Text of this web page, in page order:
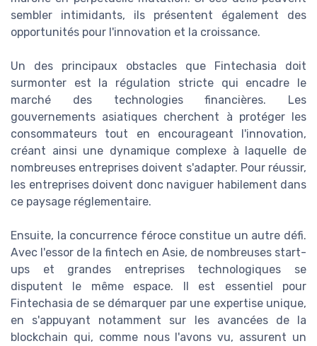
sembler intimidants, ils présentent également des
opportunités pour l'innovation et la croissance.
Un des principaux obstacles que Fintechasia doit
surmonter est la régulation stricte qui encadre le
marché des technologies financières. Les
gouvernements asiatiques cherchent à protéger les
consommateurs tout en encourageant l'innovation,
créant ainsi une dynamique complexe à laquelle de
nombreuses entreprises doivent s'adapter. Pour réussir,
les entreprises doivent donc naviguer habilement dans
ce paysage réglementaire.
Ensuite, la concurrence féroce constitue un autre défi.
Avec l'essor de la fintech en Asie, de nombreuses start-
ups et grandes entreprises technologiques se
disputent le même espace. Il est essentiel pour
Fintechasia de se démarquer par une expertise unique,
en s'appuyant notamment sur les avancées de la
blockchain qui, comme nous l'avons vu, assurent un